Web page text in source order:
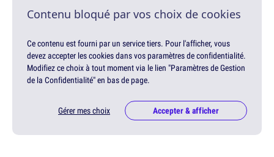
Contenu bloqué par vos choix de cookies
Ce contenu est fourni par un service tiers. Pour l'afficher, vous
devez accepter les cookies dans vos paramètres de confidentialité.
Modifiez ce choix à tout moment via le lien "Paramètres de Gestion
de la Confidentialité" en bas de page.
Gérer mes choix Accepter & afficher